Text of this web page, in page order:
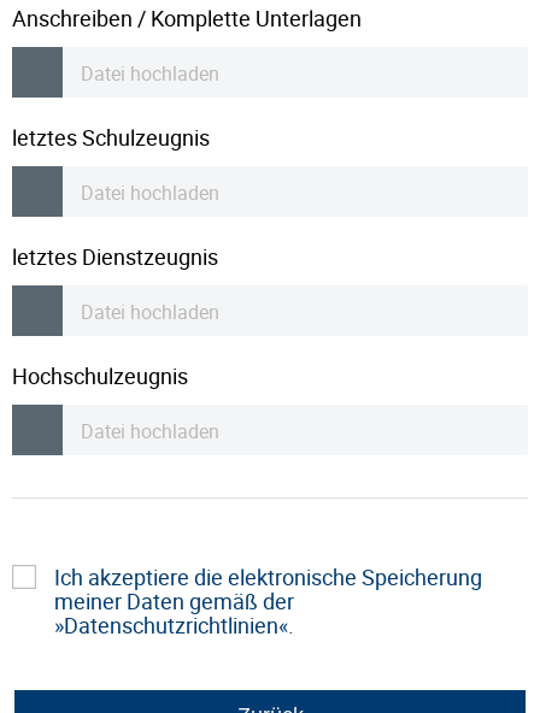
Anschreiben / Komplette Unterlagen
Datei hochladen
letztes Schulzeugnis
Datei hochladen
letztes Dienstzeugnis
Datei hochladen
Hochschulzeugnis
Datei hochladen
Ich akzeptiere die elektronische Speicherung
meiner Daten gemäß der
Datenschutzrichtlinien .